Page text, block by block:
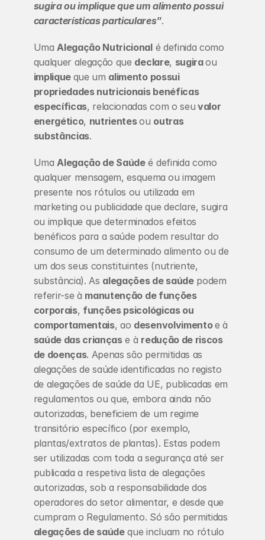
sugira ou implique que um alimento possui
características particulares”.
Uma Alegação Nutricional é definida como
qualquer alegação que declare, sugira
implique que um alimento possui
propriedades nutricionais benéficas
específicas, relacionadas com o seu valor
energético, nutrientes ou outras
substâncias.
Uma Alegação de Saúde é definida como
qualquer mensagem, esquema ou imagem
presente nos rótulos ou utilizada em
marketing ou publicidade que declare, sugira
ou implique que determinados efeitos
benéficos para a saúde podem resultar do
consumo de um determinado alimento ou de
um dos seus constituintes (nutriente,
substância). As alegações de saúde podem
referir-se à manutenção de funções
corporais, funções psicológicas ou
comportamentais, ao desenvolvimento
saúde das crianças e à redução de riscos
de doenças. Apenas são permitidas as
alegações de saúde identificadas no registo
de alegações de saúde da UE, publicadas em
regulamentos ou que, embora ainda não
autorizadas, beneficiem de um regime
transitório específico (por exemplo,
plantas/extratos de plantas). Estas podem
ser utilizadas com toda a segurança até ser
publicada a respetiva lista de alegações
autorizadas, sob a responsabilidade dos
operadores do setor alimentar, e desde que
alegações de saúde que incluam no rótulo